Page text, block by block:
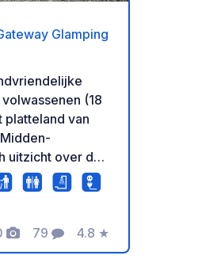
Glamping
(18
platteland van
uitzicht over de
boerenland.
staanplaatsen
een
en een
79
Commentaren
4.8
Beoordeling
★